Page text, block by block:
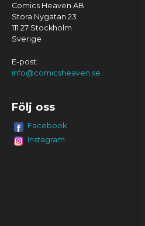
Comics Heaven AB
Stora Nygatan 23
111 27 Stockholm
Sverige
E-post:
info@comicsheaven.se
Följ oss
Facebook
Instagram